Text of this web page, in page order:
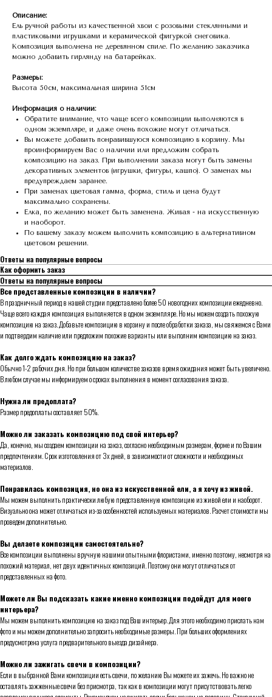
Описание:
Ель ручной работы из качественной хвои с розовыми стеклянными и
пластиковыми игрушками и керамической фигуркой снеговика.
Композиция выполнена не деревянном спиле. По желанию заказчика
можно добавить гирлянду на батарейках.
Размеры:
Высота 50см, максимальная ширина 51см
Информация о наличии:
Обратите внимание, что чаще всего композиции выполняются в
одном экземпляре, и даже очень похожие могут отличаться.
Вы можете добавить понравившуюся композицию в корзину. Мы
проинформируем Вас о наличии или предложим собрать
композицию на заказ. При выполнении заказа могут быть замены
декоративных элементов (игрушки, фигуры, кашпо). О заменах мы
предупреждаем заранее.
При заменах цветовая гамма, форма, стиль и цена будут
максимально сохранены.
Елка, по желанию может быть заменена. Живая - на искусственную
и наоборот.
По вашему заказу можем выполнить композицию в альтернативном
цветовом решении.
Ответы на популярные вопросы
Как оформить заказ
Ответы на популярные вопросы
Все представленные композиции в наличии?
В праздничный период в нашей студии представлено более 50 новогодних композиции ежедневно.
Чаще всего каждая композиция выполняется в одном экземпляре. Но мы можем создать похожую
композицию на заказ. Добавьте композицию в корзину и после обработки заказа, мы свяжемся с Вами
и подтвердим наличие или предложим похожие варианты или выполним композицию на заказ.
Как долго ждать композицию на заказ?
Обычно 1-2 рабочих дня. Но при большом количестве заказов время ожидания может быть увеличено.
В любом случае мы информируем о сроках выполнения в момент согласования заказа.
Нужна ли предоплата?
Размер предоплаты составляет 50%.
Можно ли заказать композицию под свой интерьер?
Да, конечно, мы создаем композиции на заказ, согласно необходимым размерам, форме и по Вашим
предпочтениям. Срок изготовления от 3х дней, в зависимости от сложности и необходимых
материалов.
Понравилась композиция, но она из искусственной ели, а я хочу из живой.
Мы можем выполнить практически любую представленную композицию из живой ели и наоборот.
Визуально она может отличаться из-за особенностей используемых материалов. Расчет стоимости мы
проведем дополнительно.
Вы делаете композиции самостоятельно?
Все композиции выполнены вручную нашими опытными флористами, именно поэтому, несмотря на
похожий материал, нет двух идентичных композиций. Поэтому они могут отличаться от
представленных на фото.
Можете ли Вы подсказать какие именно композиции подойдут для моего
интерьера?
Мы можем выполнить композицию на заказ под Ваш интерьер. Для этого необходимо прислать нам
фото и мы можем дополнительно запросить необходимые размеры. При больших оформлениях
предусмотрена услуга предварительного выезда дизайнера.
Можно ли зажигать свечи в композиции?
Если в выбранной Вами композиции есть свечи, по желанию Вы можете их зажечь. Но важно не
оставлять зажженные свечи без присмотра, так как в композиции могут присутствовать легко